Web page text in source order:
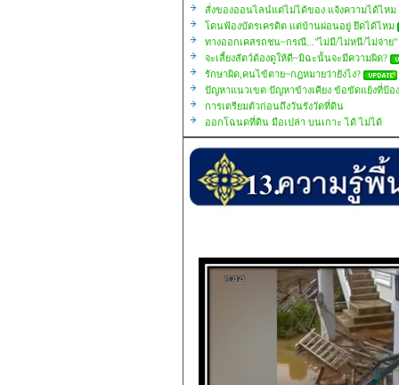
สั่งของออนไลน์แต่ไม่ได้ของ แจ้งความได้ไห
โดนฟ้องบัตรเครดิต แต่บ้านผ่อนอยู่ ยึดได้ไหม
ทางออกเคสรถชน~กรณี..."ไม่มี/ไม่หนี/ไม่จ่าย"
จะเลี้ยงสัตว์ต้องดูให้ดี~มิฉะนั้นจะมีความผิด?
รักษาผิด,คนไข้ตาย~กฎหมายว่ายังไง?
ปัญหาแนวเขต ปัญหาข้างเคียง ข้อขัดแย้งที่ป้อ
การเตรียมตัวก่อนถึงวันรังวัดที่ดิน
ออกโฉนดที่ดิน มือเปล่า บนเกาะ ได้ ไม่ได้